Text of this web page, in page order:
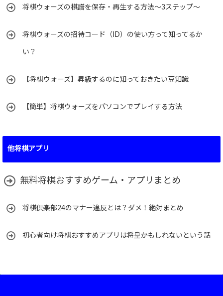
将棋ウォーズの棋譜を保存・再生する方法～3ステップ～
将棋ウォーズの招待コード（ID）の使い方って知ってるか
い？
【将棋ウォーズ】昇級するのに知っておきたい豆知識
【簡単】将棋ウォーズをパソコンでプレイする方法
他将棋アプリ
無料将棋おすすめゲーム・アプリまとめ
将棋倶楽部24のマナー違反とは？ダメ！絶対まとめ
初心者向け将棋おすすめアプリは将皇かもしれないという話